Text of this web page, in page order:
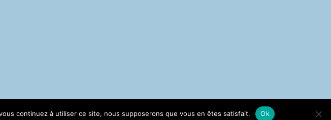
continuez à utiliser ce site, nous supposerons que vous en êtes satisfait. Ok